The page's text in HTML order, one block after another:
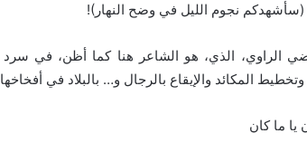
نجوم الليل في وضح النهار)!
الراوي، الذي، هو الشاعر هنا كما أظن، في سرد
المكائد والإيقاع بالرجال و… بالبلاد في
يا ما كان